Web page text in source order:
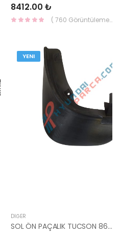
8412.00 ₺
( 760 Görüntüleme )
YENI
DIĞER
SOL ÖN PAÇALIK TUCSON 86831-2E010-HMC